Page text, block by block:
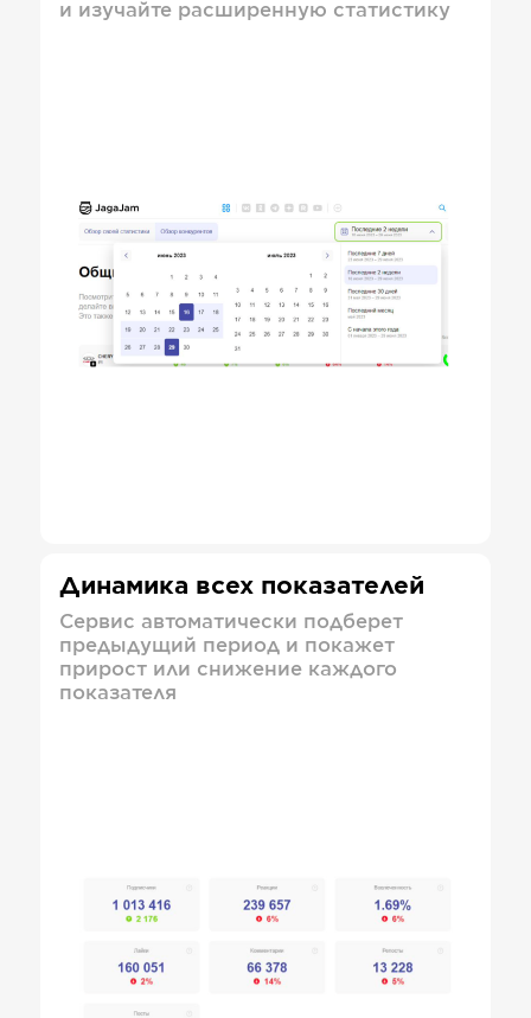
и изучайте расширенную статистику
Динамика всех показателей
Сервис автоматически подберет
предыдущий период и покажет
прирост или снижение каждого
показателя